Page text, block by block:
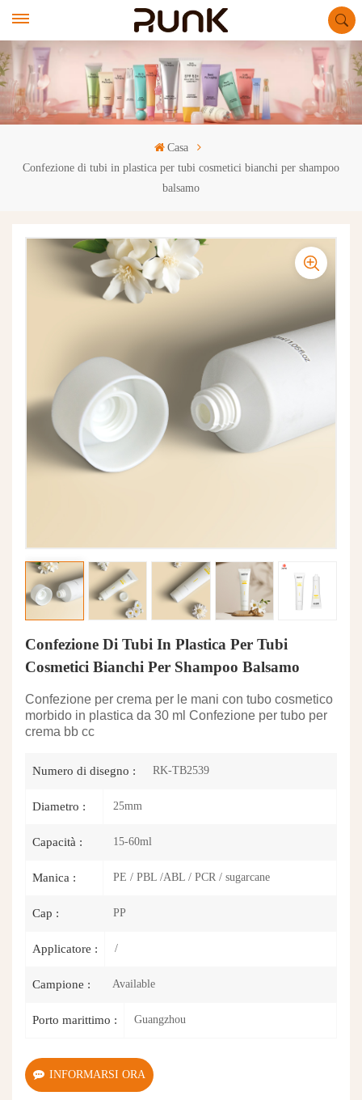
Casa
Confezione di tubi in plastica per tubi cosmetici bianchi per shampoo
balsamo
Confezione Di Tubi In Plastica Per Tubi
Cosmetici Bianchi Per Shampoo Balsamo
Confezione per crema per le mani con tubo cosmetico
morbido in plastica da 30 ml Confezione per tubo per
crema bb cc
Numero di disegno : RK-TB2539
Diametro : 25mm
Capacità : 15-60ml
Manica : PE / PBL /ABL / PCR / sugarcane
Cap : PP
Applicatore : /
Campione : Available
Porto marittimo : Guangzhou
INFORMARSI ORA